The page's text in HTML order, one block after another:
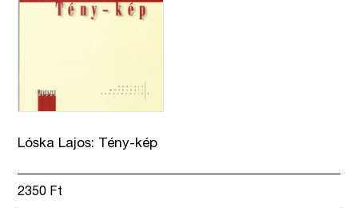
Lóska Lajos: Tény-kép
2350 Ft